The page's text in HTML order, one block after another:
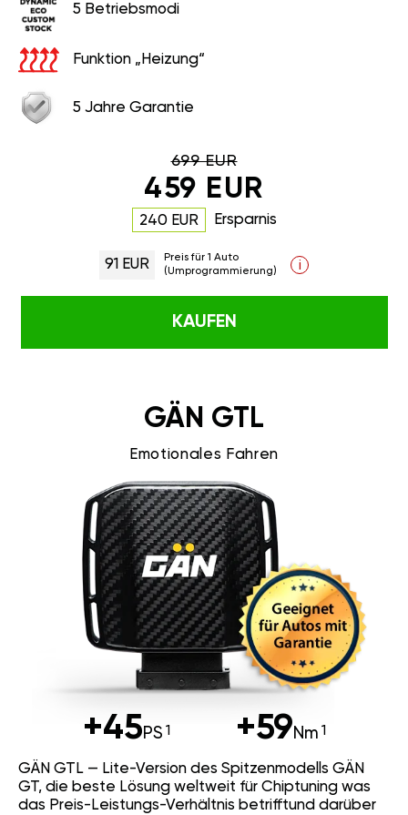
5 Betriebsmodi
Funktion „Heizung“
5 Jahre Garantie
699 EUR
459 EUR
240 EUR Ersparnis
91 EUR
Preis für 1 Auto
(Umprogrammierung)
i
KAUFEN
GÄN GTL
Emotionales Fahren
+45PS +59Nm
GÄN GTL — Lite-Version des Spitzenmodells GÄN
GT, die beste Lösung weltweit für Chiptuning was
das Preis-Leistungs-Verhältnis betrifftund darüber